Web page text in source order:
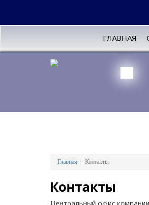
ГЛАВНАЯ
Главная Контакты
Контакты